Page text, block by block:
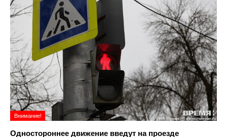
Внимание!
Одностороннее движение введут на проезде